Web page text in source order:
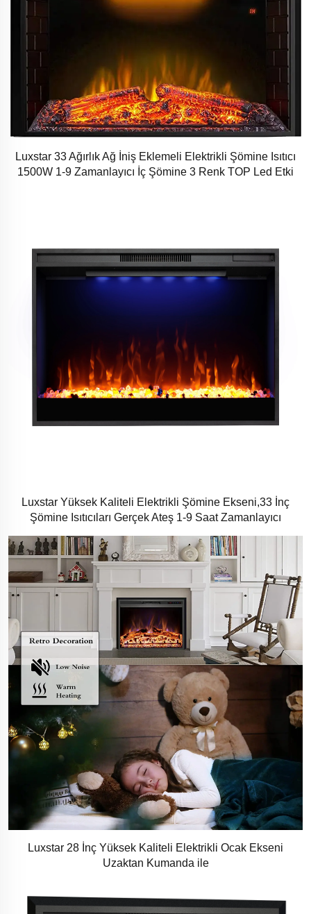
Luxstar 33 Ağırlık Ağ İniş Eklemeli Elektrikli Şömine Isıtıcı
1500W 1-9 Zamanlayıcı İç Şömine 3 Renk TOP Led Etki
Luxstar Yüksek Kaliteli Elektrikli Şömine Ekseni,33 İnç
Şömine Isıtıcıları Gerçek Ateş 1-9 Saat Zamanlayıcı
Luxstar 28 İnç Yüksek Kaliteli Elektrikli Ocak Ekseni
Uzaktan Kumanda ile